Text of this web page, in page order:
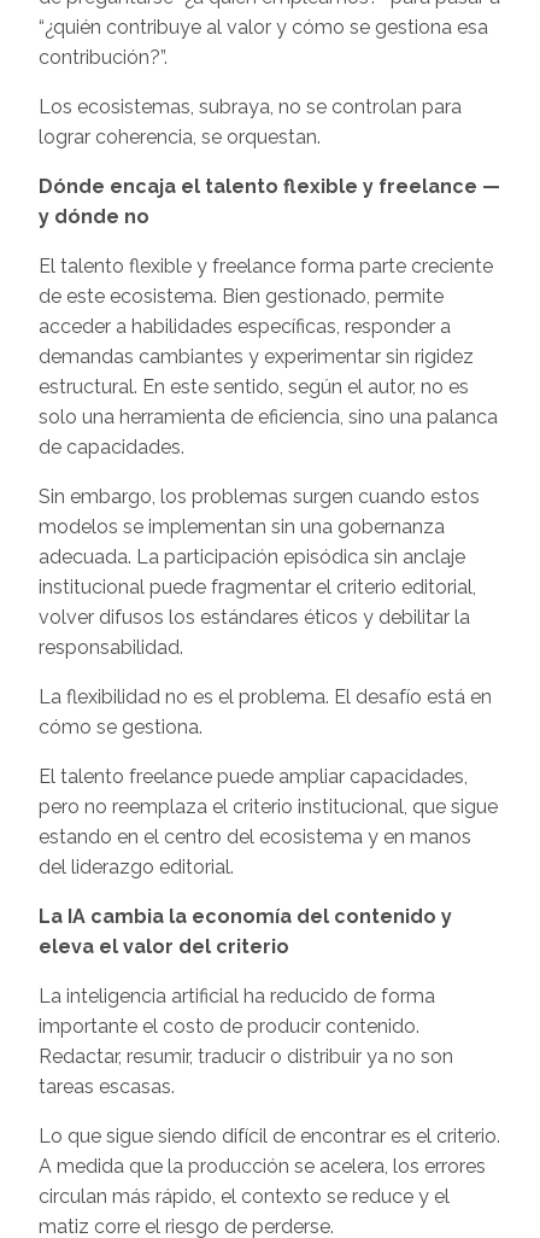
“¿quién contribuye al valor y cómo se gestiona esa
contribución?”.
Los ecosistemas, subraya, no se controlan para
lograr coherencia, se orquestan.
Dónde encaja el talento flexible y freelance —
y dónde no
El talento flexible y freelance forma parte creciente
de este ecosistema. Bien gestionado, permite
acceder a habilidades específicas, responder a
demandas cambiantes y experimentar sin rigidez
estructural. En este sentido, según el autor, no es
solo una herramienta de eficiencia, sino una palanca
de capacidades.
Sin embargo, los problemas surgen cuando estos
modelos se implementan sin una gobernanza
adecuada. La participación episódica sin anclaje
institucional puede fragmentar el criterio editorial,
volver difusos los estándares éticos y debilitar la
responsabilidad.
La flexibilidad no es el problema. El desafío está en
cómo se gestiona.
El talento freelance puede ampliar capacidades,
pero no reemplaza el criterio institucional, que sigue
estando en el centro del ecosistema y en manos
del liderazgo editorial.
La IA cambia la economía del contenido y
eleva el valor del criterio
La inteligencia artificial ha reducido de forma
importante el costo de producir contenido.
Redactar, resumir, traducir o distribuir ya no son
tareas escasas.
Lo que sigue siendo difícil de encontrar es el criterio.
A medida que la producción se acelera, los errores
circulan más rápido, el contexto se reduce y el
matiz corre el riesgo de perderse.